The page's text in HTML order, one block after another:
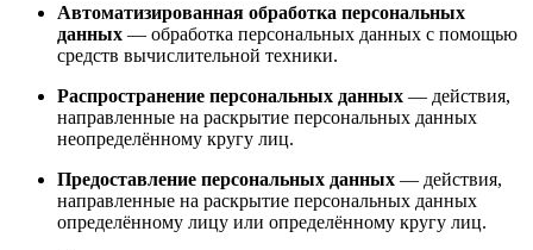
Автоматизированная обработка персональных
данных — обработка персональных данных с помощью
средств вычислительной техники.
Распространение персональных данных — действия,
направленные на раскрытие персональных данных
неопределённому кругу лиц.
Предоставление персональных данных — действия,
направленные на раскрытие персональных данных
определённому лицу или определённому кругу лиц.